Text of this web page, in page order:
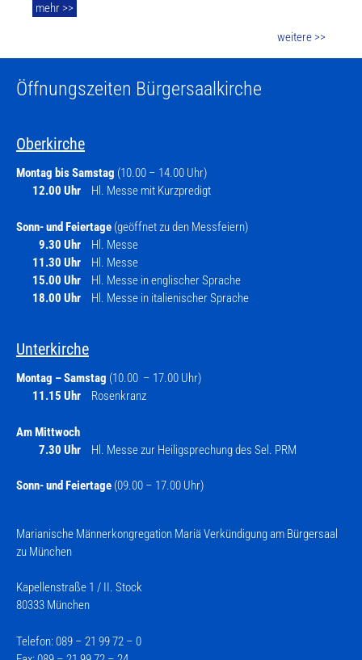
mehr >>
weitere >>
Öffnungszeiten Bürgersaalkirche
Oberkirche
Montag bis Samstag (10.00 – 14.00 Uhr)
12.00 Uhr
Hl. Messe mit Kurzpredigt
Sonn- und Feiertage (geöffnet zu den Messfeiern)
9.30 Uhr
Hl. Messe
11.30 Uhr
Hl. Messe
15.00 Uhr
Hl. Messe in englischer Sprache
18.00 Uhr
Hl. Messe in italienischer Sprache
Unterkirche
Montag – Samstag (10.00 – 17.00 Uhr)
11.15 Uhr
Rosenkranz
Am Mittwoch
7.30 Uhr
Hl. Messe zur Heiligsprechung des Sel. PRM
Sonn- und Feiertage (09.00 – 17.00 Uhr)
Marianische Männerkongregation Mariä Verkündigung am Bürgersaal
zu München
Kapellenstraße 1 / II. Stock
80333 München
Telefon: 089 – 21 99 72 – 0